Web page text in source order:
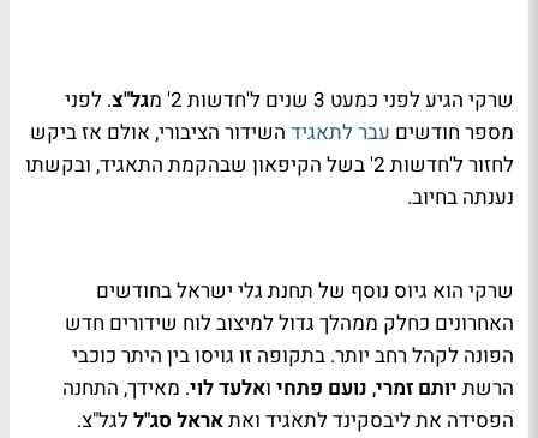
שרקי הגיע לפני כמעט 3 שנים ל'חדשות 2' מ גל"צ. לפני
מספר חודשים עבר לתאגיד השידור הציבורי, אולם אז ביקש
לחזור ל'חדשות 2' בשל הקיפאון שבהקמת התאגיד, ובקשתו
נענתה בחיוב.
שרקי הוא גיוס נוסף של תחנת גלי ישראל בחודשים
האחרונים כחלק ממהלך גדול למיצוב לוח שידורים חדש
הפונה לקהל רחב יותר. בתקופה זו גויסו בין היתר כוכבי
הרשת יותם זמרי, נועם פתחי ואלעד לוי. מאידך, התחנה
הפסידה את ליבסקינד לתאגיד ואתאראל סג"ללגל"צ.